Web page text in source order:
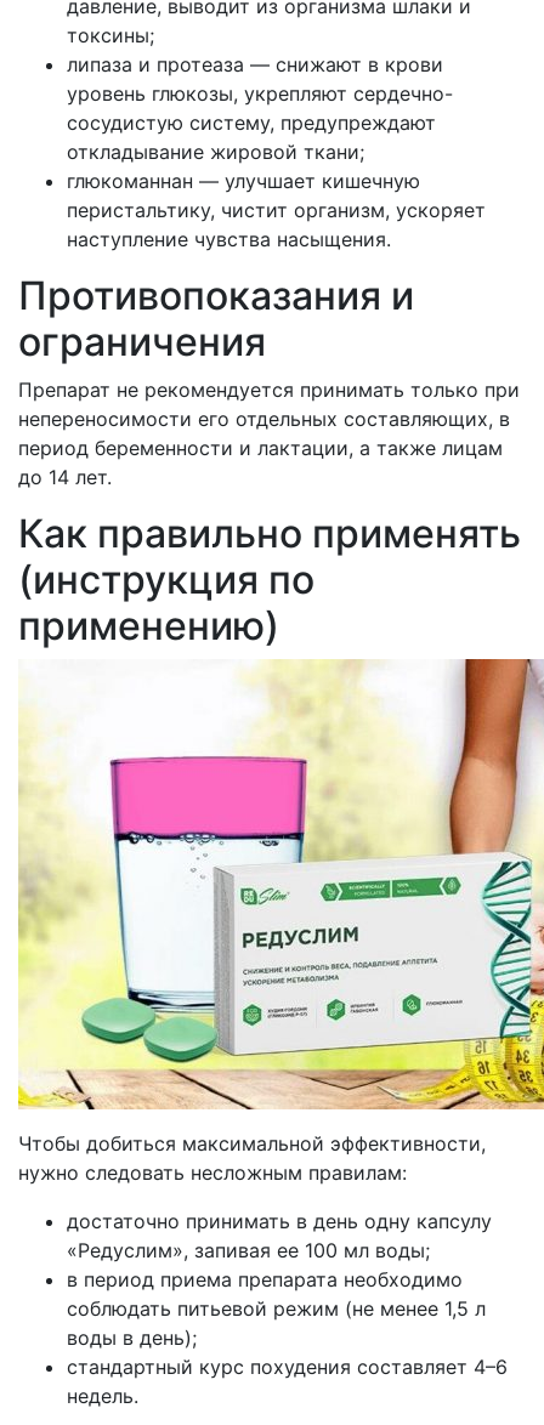
давление, выводит из организма шлаки и
токсины;
липаза и протеаза — снижают в крови
уровень глюкозы, укрепляют сердечно-
сосудистую систему, предупреждают
откладывание жировой ткани;
глюкоманнан — улучшает кишечную
перистальтику, чистит организм, ускоряет
наступление чувства насыщения.
Противопоказания и
ограничения
Препарат не рекомендуется принимать только при
непереносимости его отдельных составляющих, в
период беременности и лактации, а также лицам
до 14 лет.
Как правильно применять
(инструкция по
применению)
Чтобы добиться максимальной эффективности,
нужно следовать несложным правилам:
достаточно принимать в день одну капсулу
«Редуслим», запивая ее 100 мл воды;
в период приема препарата необходимо
соблюдать питьевой режим (не менее 1,5 л
воды в день);
стандартный курс похудения составляет 4–6
недель.